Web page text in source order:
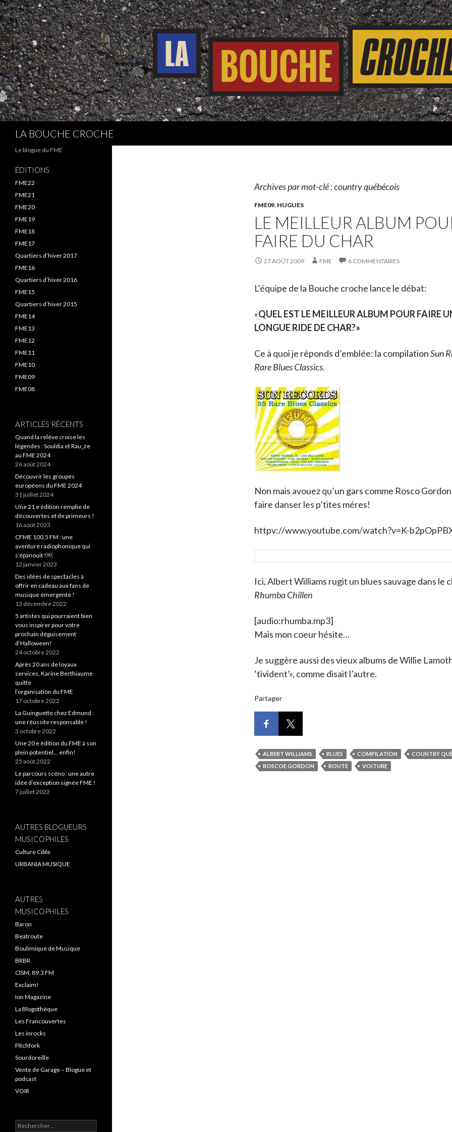
LA BOUCHE CROCHE
Archives par mot-clé : country québécois
FME09, HUGUES
LE MEILLEUR ALBUM
FAIRE DU CHAR
27 AOÛT 2009 FME 6 COMMENTAIRES
L’équipe de la Bouche croche lance le débat:
«QUEL EST LE MEILLEUR ALBUM POUR FAIRE
LONGUE RIDE DE CHAR?»
Ce à quoi je réponds d’emblée: la compilationSun
Rare Blues Classics.
Non mais avouez qu’un gars comme Rosco
faire danser les p’tites méres!
httpv://www.youtube.com/watch?v=K-
Ici, Albert Williams rugit un blues sauvage dans le
Rhumba Chillen
[audio:rhumba.mp3]
Mais mon coeur hésite…
Je suggère aussi des vieux albums de Willie
‘tivident’», comme disait l’autre.
Partager
ALBERT WILLIAMS BLUES COMPILATION
COUNTRY
ROSCOE GORDON
ROUTE VOITURE
Le blogue du FME
ÉDITIONS
FME22
FME21
FME20
FME19
FME18
FME17
Quartiers d’hiver 2017
FME16
Quartiers d’hiver 2016
FME15
Quartiers d’hiver 2015
FME14
FME13
FME12
FME11
FME10
FME09
FME08
ARTICLES RÉCENTS
Quand la relève croise les
légendes : Souldia et Rau_ze
au FME 2024
26 août 2024
Découvrir les groupes
européens du FME 2024
31 juillet 2024
Une 21 e édition remplie de
découvertes et de primeurs !
16 août 2023
CFME 100,5 FM : une
aventure radiophonique qui
s’épanouit !￼
12 janvier 2023
Des idées de spectacles à
offrir en cadeau aux fans de
musique émergente !
13 décembre 2022
5 artistes qui pourraient bien
vous inspirer pour votre
prochain déguisement
d’Halloween!
24 octobre 2022
Après 20 ans de loyaux
services, Karine Berthiaume
quitte
l’organisation du FME
17 octobre 2022
La Guinguette chez Edmund :
une réussite responsable !
3 octobre 2022
Une 20 e édition du FME à son
plein potentiel… enfin!
25 août 2022
Le parcours scéno : une autre
idée d’exception signée FME !
7 juillet 2022
AUTRES BLOGUEURS
MUSICOPHILES
Culture Cible
URBANIA MUSIQUE
AUTRES
MUSICOPHILES
Baron
Beatroute
Boulimique de Musique
BRBR
CISM, 89.3 FM
Exclaim!
Ion Magazine
La Blogothèque
Les Francouvertes
Les inrocks
Pitchfork
Sourdoreille
Vente de Garage – Blogue et
podcast
VOIR
Rechercher :